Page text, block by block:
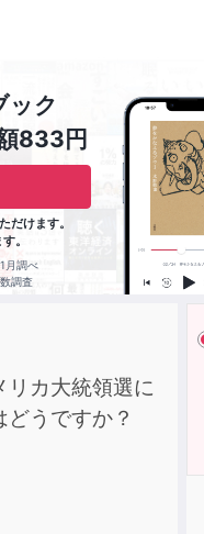
ック
833円
けます。
。
月調べ
調査
カ大統領選に
うですか？